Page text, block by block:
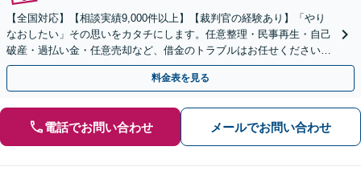
【全国対応】【相談実績9,000件以上】【裁判官の経験あり】「やり
なおしたい」その思いをカタチにします。任意整理・民事再生・自己
破産・過払い金・任意売却など、借金のトラブルはお任せください。
【初回相談無料】【全国対応可能】
料金表を見る
電話でお問い合わせ メールでお問い合わせ